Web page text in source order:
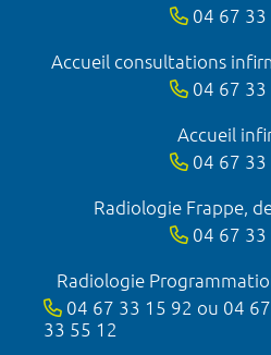
04 67 33
Accueil consultations
04 67 33
Accueil
04 67 33
Radiologie Frappe,
04 67 33
Radiologie
04 67 33 15 92 ou 04
33 55 12